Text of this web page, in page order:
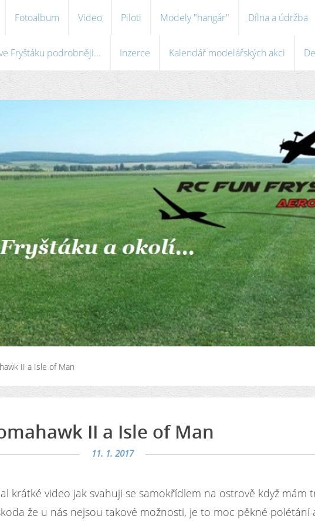
Fotoalbum Video Piloti Modely "hangár" Dílna a údržba
Fryštáku podrobněji... Inzerce Kalendář modelářských akci
II a Isle of Man
II a Isle of Man
11. 1. 2017
krátké video jak svahuji se samokřídlem na ostrově když mám
že u nás nejsou takové možnosti, je to moc pěkné polétání